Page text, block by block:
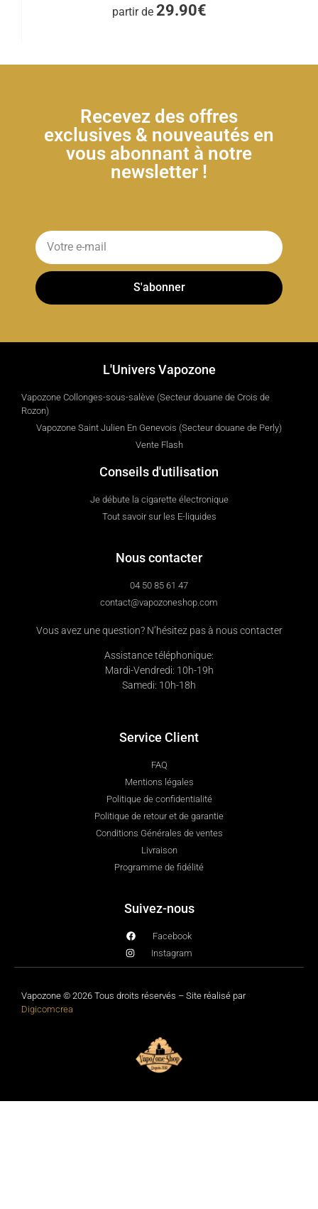
partir de 29.90€
Recevez des offres
exclusives & nouveautés en
vous abonnant à notre
newsletter !
S'abonner
L'Univers Vapozone
Vapozone Collonges-sous-salève (Secteur douane de Crois de
Rozon)
Vapozone Saint Julien En Genevois (Secteur douane de Perly)
Vente Flash
Conseils d'utilisation
Je débute la cigarette électronique
Tout savoir sur les E-liquides
Nous contacter
04 50 85 61 47
contact@vapozoneshop.com
Vous avez une question? N’hésitez pas à nous contacter
Assistance téléphonique:
Mardi-Vendredi: 10h-19h
Samedi: 10h-18h
Service Client
FAQ
Mentions légales
Politique de confidentialité
Politique de retour et de garantie
Conditions Générales de ventes
Livraison
Programme de fidélité
Suivez-nous
Facebook
Instagram
Vapozone © 2026 Tous droits réservés – Site réalisé par
Digicomcrea